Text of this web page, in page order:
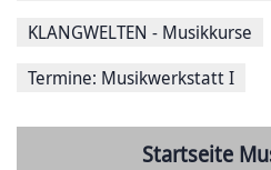
KLANGWELTEN - Musikkurse
Termine: Musikwerkstatt I
Startseite